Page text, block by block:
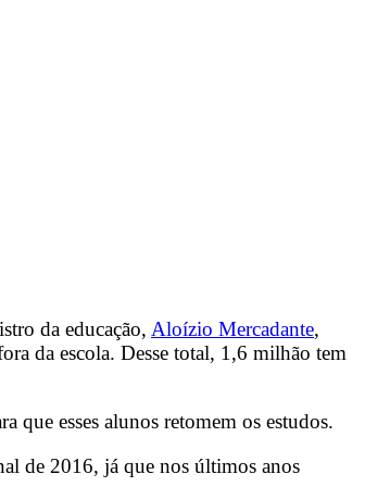
da educação, Aloízio Mercadante,
da escola. Desse total, 1,6 milhão tem
que esses alunos retomem os estudos.
de 2016, já que nos últimos anos